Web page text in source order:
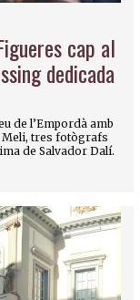
cap al
dedicada
de l’Empordà amb
Meli, tres fotògrafs
de Salvador Dalí.